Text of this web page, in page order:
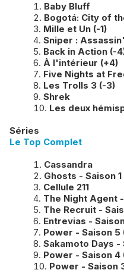
Baby Bluff
Bogotá: City of
Mille et Un (-1)
Sniper :
Back in Action (-
À l'intérieur (+4)
Five Nights at
Les Trolls 3 (-3)
Shrek
Les deux
Séries
Le Top Complet
Cassandra
Ghosts - Saison 1
Cellule 211
The Night Agent
The Recruit -
Entrevias -
Power - Saison 5
Sakamoto Days -
Power - Saison 4
Power - Saison